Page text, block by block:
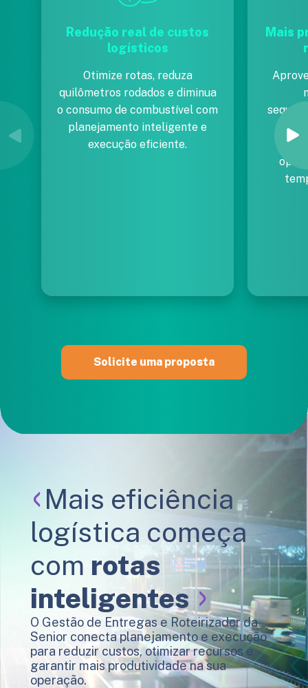
Redução real de custos
logísticos
Otimize rotas, reduza
quilômetros rodados e diminua
o consumo de combustível com
planejamento inteligente e
execução eficiente.
Mais
Solicite uma proposta
Mais eficiência
logística começa
com rotas
inteligentes
O Gestão de Entregas e Roteirizador da
Senior conecta planejamento e execução
para reduzir custos, otimizar recursos e
garantir mais produtividade na sua
operação.